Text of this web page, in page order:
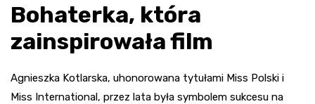
Bohaterka, która
zainspirowała film
Agnieszka Kotlarska, uhonorowana tytułami Miss Polski i
Miss International, przez lata była symbolem sukcesu na